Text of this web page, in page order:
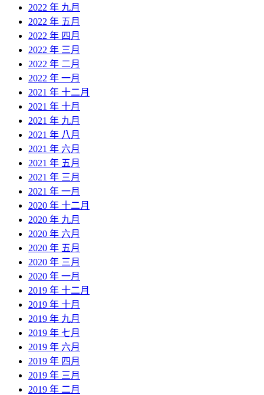
2022 年 九月
2022 年 五月
2022 年 四月
2022 年 三月
2022 年 二月
2022 年 一月
2021 年 十二月
2021 年 十月
2021 年 九月
2021 年 八月
2021 年 六月
2021 年 五月
2021 年 三月
2021 年 一月
2020 年 十二月
2020 年 九月
2020 年 六月
2020 年 五月
2020 年 三月
2020 年 一月
2019 年 十二月
2019 年 十月
2019 年 九月
2019 年 七月
2019 年 六月
2019 年 四月
2019 年 三月
2019 年 二月